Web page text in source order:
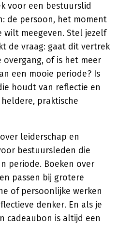
voor een bestuurslid
de persoon, het moment
wilt meegeven. Stel jezelf
de vraag: gaat dit vertrek
of is het meer
een mooie periode? Is
houdt van reflectie en
praktische
leiderschap en
bestuursleden die
periode. Boeken over
passen bij grotere
of persoonlijke werken
denker. En als je
cadeaubon is altijd een